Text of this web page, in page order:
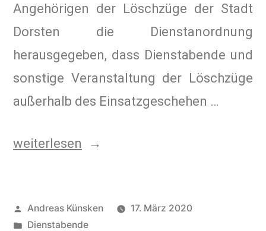
Angehörigen der Löschzüge der Stadt
Dorsten die Dienstanordnung
herausgegeben, dass Dienstabende und
sonstige Veranstaltung der Löschzüge
außerhalb des Einsatzgeschehen …
weiterlesen
Andreas Künsken
17. März 2020
Dienstabende